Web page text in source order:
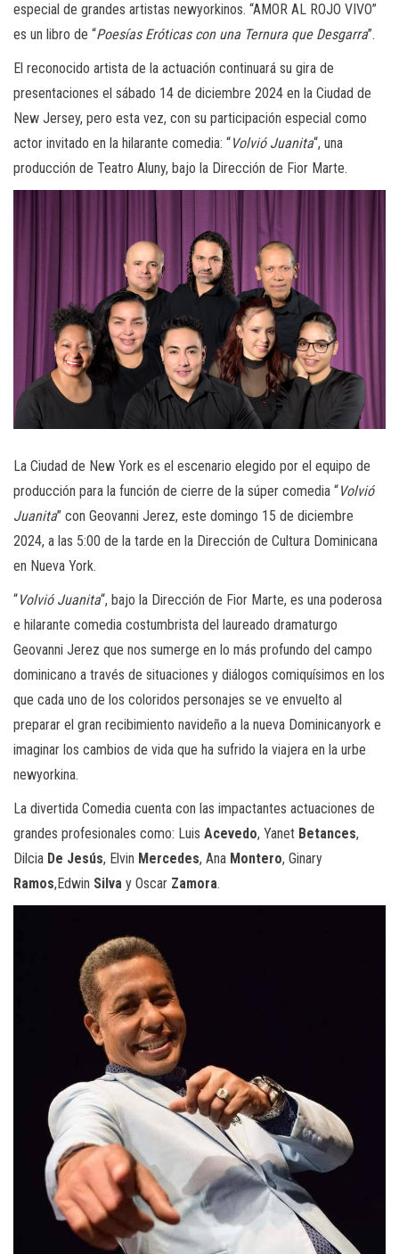
especial de grandes artistas newyorkinos. “AMOR AL ROJO VIVO”
es un libro de “Poesías Eróticas con una Ternura que Desgarra”.
El reconocido artista de la actuación continuará su gira de
presentaciones el sábado 14 de diciembre 2024 en la Ciudad de
New Jersey, pero esta vez, con su participación especial como
actor invitado en la hilarante comedia: “Volvió Juanita“, una
producción de Teatro Aluny, bajo la Dirección de Fior Marte.
La Ciudad de New York es el escenario elegido por el equipo de
producción para la función de cierre de la súper comedia “Volvió
Juanita” con Geovanni Jerez, este domingo 15 de diciembre
2024, a las 5:00 de la tarde en la Dirección de Cultura Dominicana
en Nueva York.
“Volvió Juanita“, bajo la Dirección de Fior Marte, es una poderosa
e hilarante comedia costumbrista del laureado dramaturgo
Geovanni Jerez que nos sumerge en lo más profundo del campo
dominicano a través de situaciones y diálogos comiquísimos en los
que cada uno de los coloridos personajes se ve envuelto al
preparar el gran recibimiento navideño a la nueva Dominicanyork e
imaginar los cambios de vida que ha sufrido la viajera en la urbe
newyorkina.
La divertida Comedia cuenta con las impactantes actuaciones de
grandes profesionales como: Luis Acevedo, Yanet Betances,
Dilcia De Jesús, Elvin Mercedes, Ana Montero, Ginary
Ramos,Edwin Silva y Oscar Zamora.